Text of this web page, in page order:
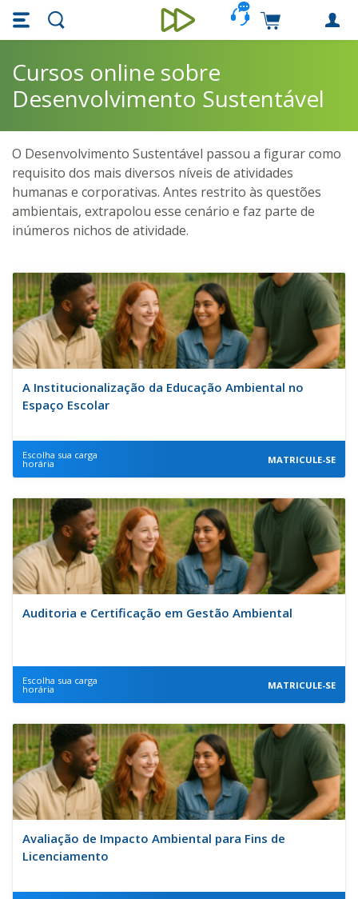
Skip main navigation
Skip to main content
Unieducar
Carrinho de
Cursos online sobre
Desenvolvimento Sustentável
O Desenvolvimento Sustentável passou a figurar como
requisito dos mais diversos níveis de atividades
humanas e corporativas. Antes restrito às questões
ambientais, extrapolou esse cenário e faz parte de
inúmeros nichos de atividade.
A Institucionalização da Educação Ambiental no
Espaço Escolar
Escolha sua carga
horária MATRICULE-SE
Auditoria e Certificação em Gestão Ambiental
Escolha sua carga
horária MATRICULE-SE
Avaliação de Impacto Ambiental para Fins de
Licenciamento